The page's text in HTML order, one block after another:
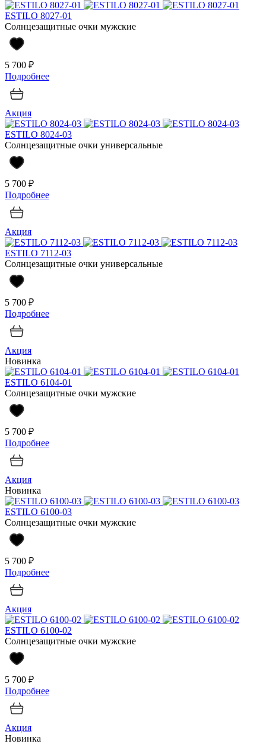
ESTILO 8027-01
Солнцезащитные очки мужские
5 700 ₽
Подробнее
Акция
ESTILO 8024-03
Солнцезащитные очки универсальные
5 700 ₽
Подробнее
Акция
ESTILO 7112-03
Солнцезащитные очки универсальные
5 700 ₽
Подробнее
Акция
Новинка
ESTILO 6104-01
Солнцезащитные очки мужские
5 700 ₽
Подробнее
Акция
Новинка
ESTILO 6100-03
Солнцезащитные очки мужские
5 700 ₽
Подробнее
Акция
ESTILO 6100-02
Солнцезащитные очки мужские
5 700 ₽
Подробнее
Акция
Новинка